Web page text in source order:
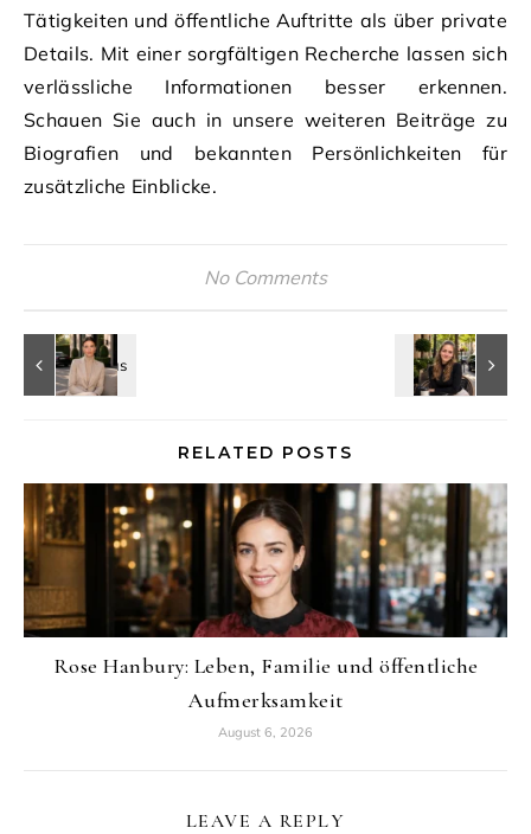
Tätigkeiten und öffentliche Auftritte als über private
Details. Mit einer sorgfältigen Recherche lassen sich
verlässliche Informationen besser erkennen.
Schauen Sie auch in unsere weiteren Beiträge zu
Biografien und bekannten Persönlichkeiten für
zusätzliche Einblicke.
No Comments
RELATED POSTS
Rose Hanbury: Leben, Familie und öffentliche
Aufmerksamkeit
August 6, 2026
LEAVE A REPLY